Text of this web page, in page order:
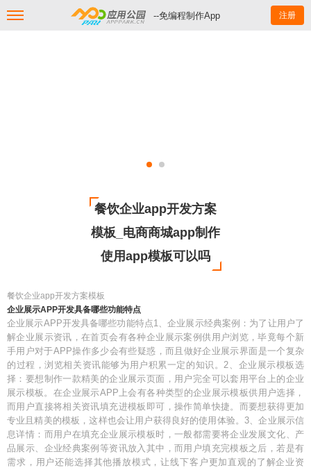
--免编程制作App 注册
餐饮企业app开发方案
模板_电商商城app制作
使用app模板可以吗
餐饮企业app开发方案模板
企业展示APP开发具备哪些功能特点
企业展示APP开发具备哪些功能特点1、企业展示经典案例：为了让用户了
解企业展示资讯，在首页会有各种企业展示案例供用户浏览，毕竟每个新
手用户对于APP操作多少会有些疑惑，而且做好企业展示界面是一个复杂
的过程，浏览相关资讯能够为用户积累一定的知识。2、企业展示模板选
择：要想制作一款精美的企业展示页面，用户完全可以套用平台上的企业
展示模板。在企业展示APP上会有各种类型的企业展示模板供用户选择，
而用户直接将相关资讯填充进模板即可，操作简单快捷。而要想获得更加
专业且精美的模板，这样也会让用户获得良好的使用体验。3、企业展示信
息详情：而用户在填充企业展示模板时，一般都需要将企业发展文化、产
品展示、企业经典案例等资讯放入其中，而用户填充完模板之后，若是有
需求，用户还能选择其他播放模式，让线下客户更加直观的了解企业资